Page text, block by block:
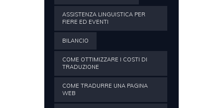
ASSISTENZA LINGUISTICA PER
FIERE ED EVENTI
BILANCIO
COME OTTIMIZZARE I COSTI DI
TRADUZIONE
COME TRADURRE UNA PAGINA
WEB